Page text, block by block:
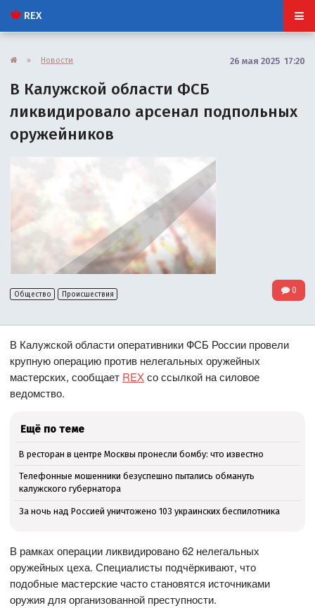
REX
» Новости 26 мая 2025 17:20
В Калужской области ФСБ
ликвидировало арсенал подпольных
оружейников
Общество Происшествия 0
В Калужской области оперативники ФСБ России провели
крупную операцию против нелегальных оружейных
мастерских, сообщает REXсо ссылкой на силовое
ведомство.
Ещё по теме
В ресторан в центре Москвы пронесли бомбу: что известно
Телефонные мошенники безуспешно пытались обмануть
калужского губернатора
За ночь над Россией уничтожено 103 украинских беспилотника
В рамках операции ликвидировано 62 нелегальных
оружейных цеха. Специалисты подчёркивают, что
подобные мастерские часто становятся источниками
оружия для организованной преступности.